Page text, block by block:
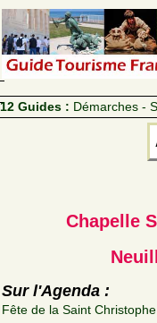
12 Guides : Démarches -
Chapelle
Sur l'Agenda :
Fête de la Saint